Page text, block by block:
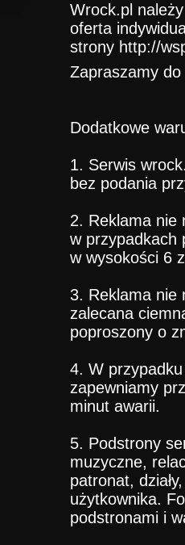
Wrock.pl
oferta
strony http://
Zapraszamy
Dodatkowe
1. Serwis
bez podania
2. Reklama nie
w przypadkach
w wysokości 6
3. Reklama nie
zalecana
poproszony o
4. W
zapewniamy
minut awarii.
5. Podstrony
muzyczne,
patronat,
użytkownika.
podstronami i